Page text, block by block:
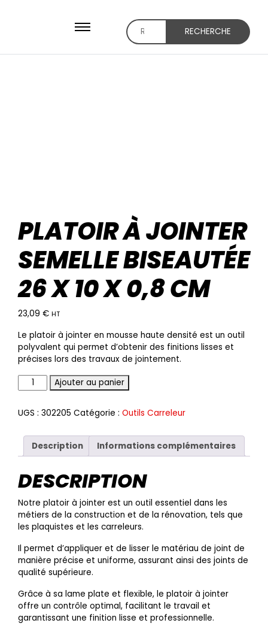
Recherche
RECHERCHE
PLATOIR À JOINTER
SEMELLE BISEAUTÉE
26 X 10 X 0,8 CM
23,09 € HT
Le platoir à jointer en mousse haute densité est un outil
polyvalent qui permet d’obtenir des finitions lisses et
précises lors des travaux de jointement.
Quantité
Ajouter au panier
UGS : 302205 Catégorie : Outils Carreleur
Description Informations complémentaires
DESCRIPTION
Notre platoir à jointer est un outil essentiel dans les
métiers de la construction et de la rénovation, tels que
les plaquistes et les carreleurs.
Il permet d’appliquer et de lisser le matériau de joint de
manière précise et uniforme, assurant ainsi des joints de
qualité supérieure.
Grâce à sa lame plate et flexible, le platoir à jointer
offre un contrôle optimal, facilitant le travail et
garantissant une finition lisse et professionnelle.